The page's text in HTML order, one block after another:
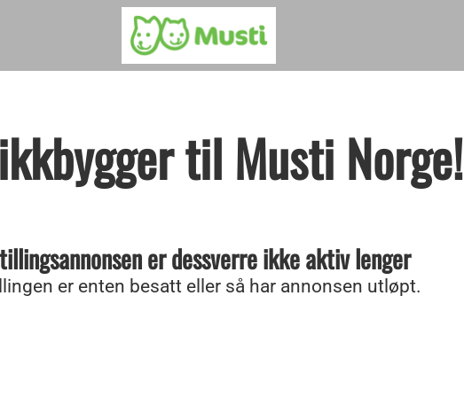
til Musti Norge!
er dessverre ikke aktiv lenger
er enten besatt eller så har annonsen utløpt.